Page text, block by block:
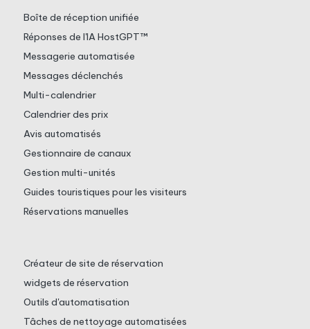
Boîte de réception unifiée
Réponses de l'IA HostGPT™
Messagerie automatisée
Messages déclenchés
Multi-calendrier
Calendrier des prix
Avis automatisés
Gestionnaire de canaux
Gestion multi-unités
Guides touristiques pour les visiteurs
Réservations manuelles
Créateur de site de réservation
widgets de réservation
Outils d'automatisation
Tâches de nettoyage automatisées